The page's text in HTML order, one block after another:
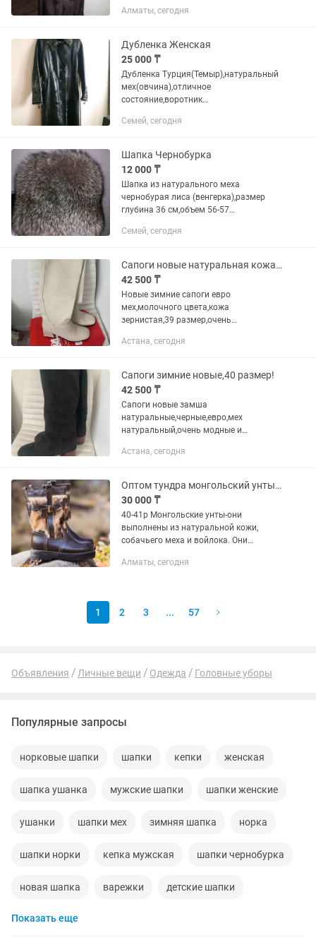
длина. Цена 55.000 тг. Торг уместен
Алматы, сегодня
Дубленка Женская
25 000 ₸
Дубленка Турция(Темыр),натуральный
мех(овчина),отличное
состояние,воротник
коричневый,покрытие дубленки
покрытие(снег не
прилепает,смахиваеться...
Семей, сегодня
Шапка Чернобурка
12 000 ₸
Шапка из натурального меха
чернобурая лиса (венгерка),размер
глубина 36 см,объем 56-57
Семей, сегодня
Сапоги новые натуральная кожа,модные,молочного цвета,евро,
42 500 ₸
Новые зимние сапоги евро
мех,молочного цвета,кожа
зернистая,39 размер,очень
43000тенге,продам дешевле,стоили
удобный,низкий! Сапоги очень...
Астана, сегодня
Сапоги зимние новые,40 размер!
42 500 ₸
Сапоги новые замша
натуральные,черные,евро,мех
натуральный,очень модные и
Астана, сегодня
Оптом тундра монгольский унты саптама собачьего меха и войлока
30 000 ₸
40-41р Монгольские унты-они
выполнены из натуральной кожи,
собачьего меха и войлока. Они
устойчивости к морозу. Так, собачья
Алматы, сегодня
1 2 3 ... 57
Объявления Личные вещи Одежда Головные уборы
Популярные запросы
норковые шапки шапки кепки женская
шапка ушанка мужские шапки шапки женские
ушанки шапки мех зимняя шапка норка
шапки норки кепка мужская шапки чернобурка
новая шапка варежки детские шапки
чернобурка
Показать еще